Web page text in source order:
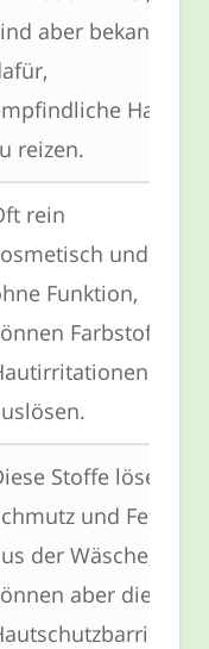
aber bekannt
Haut
reizen.
rein
und
Funktion,
Farbstoffe
Stoffe lösen
und Fett
der Wäsche,
aber die